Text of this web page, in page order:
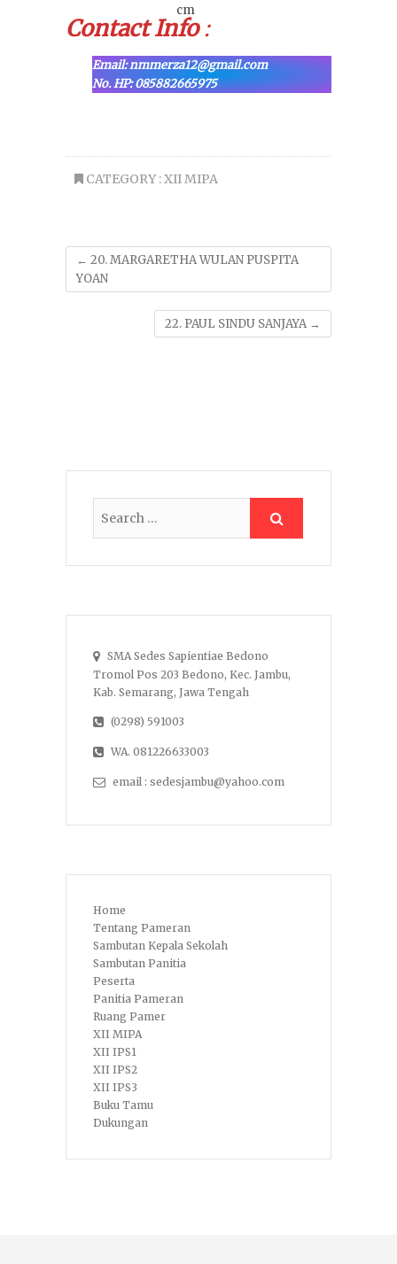
cm
Contact Info:
Email: nmmerza12@gmail.com
No. HP: 085882665975
CATEGORY :XII MIPA
← 20. MARGARETHA WULAN PUSPITA
YOAN
22. PAUL SINDU SANJAYA →
SMA Sedes Sapientiae Bedono
Tromol Pos 203 Bedono, Kec. Jambu,
Kab. Semarang, Jawa Tengah
(0298) 591003
WA. 081226633003
email : sedesjambu@yahoo.com
Home
Tentang Pameran
Sambutan Kepala Sekolah
Sambutan Panitia
Peserta
Panitia Pameran
Ruang Pamer
XII MIPA
XII IPS1
XII IPS2
XII IPS3
Buku Tamu
Dukungan